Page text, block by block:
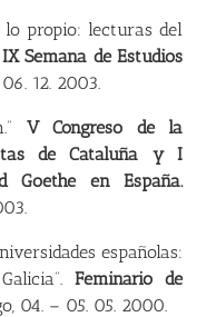
propio: lecturas del
IX Semana de Estudios
06. 12. 2003.
V Congreso de la
de Cataluña y I
Goethe en España.
españolas:
Feminario de
04. – 05. 05. 2000.